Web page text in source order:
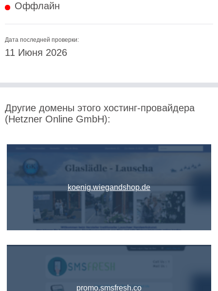
Оффлайн
Дата последней проверки:
11 Июня 2026
Другие домены этого хостинг-провайдера
(Hetzner Online GmbH):
koenig.wiegandshop.de
promo.smsfresh.co